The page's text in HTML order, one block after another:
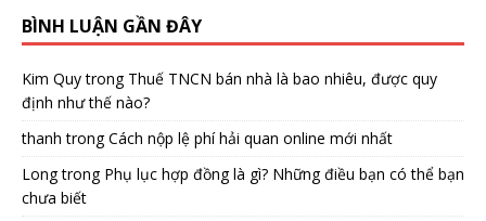
BÌNH LUẬN GẦN ĐÂY
Kim Quytrong Thuế TNCN bán nhà là bao nhiêu, được quy
định như thế nào?
thanh trongCách nộp lệ phí hải quan online mới nhất
Longtrong Phụ lục hợp đồng là gì? Những điều bạn có thể bạn
chưa biết